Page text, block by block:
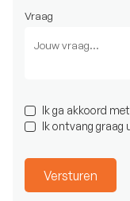
Vraag
Ik ga akkoord
Ik ontvang graag